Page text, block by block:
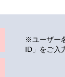
※ユーザー
ID」をご入